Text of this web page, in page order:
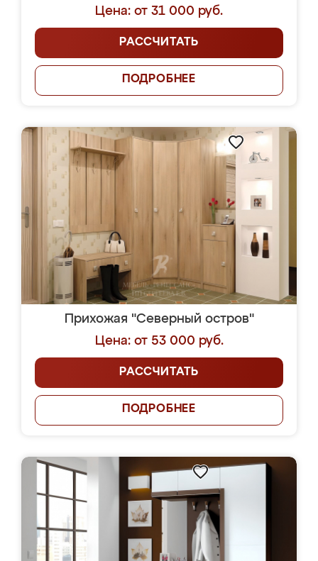
Цена: от 31 000 руб.
РАССЧИТАТЬ
ПОДРОБНЕЕ
Прихожая "Северный остров"
Цена: от 53 000 руб.
РАССЧИТАТЬ
ПОДРОБНЕЕ